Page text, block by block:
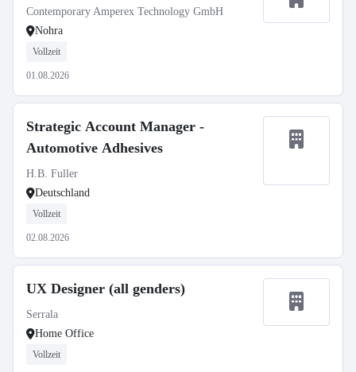
Contemporary Amperex Technology GmbH
Nohra
Vollzeit
01.08.2026
Strategic Account Manager -
Automotive Adhesives
H.B. Fuller
Deutschland
Vollzeit
02.08.2026
UX Designer (all genders)
Serrala
Home Office
Vollzeit